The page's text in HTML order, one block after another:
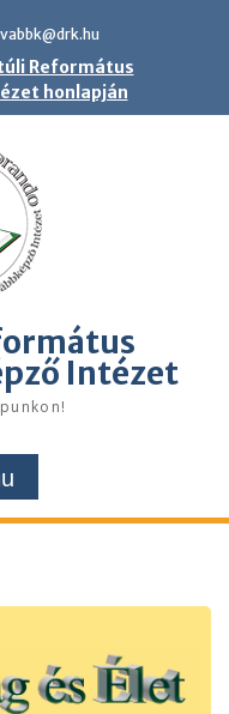
Református
honlapján
Intézet